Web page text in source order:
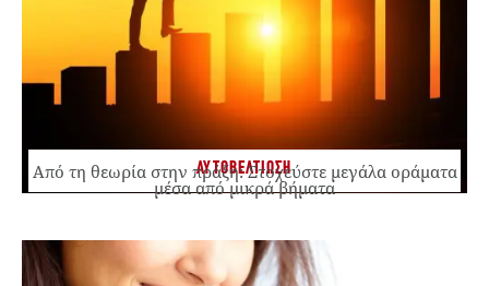
ΑΥΤΟΒΕΛΤΙΩΣΗ
Από τη θεωρία στην πράξη: Στοχεύστε μεγάλα οράματα
μέσα από μικρά βήματα